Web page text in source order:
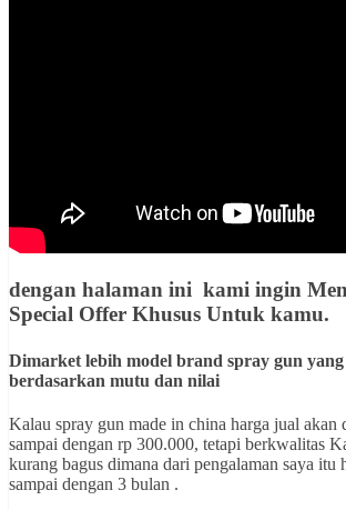
dengan halaman ini kami ingin
Special Offer Khusus Untuk kamu.
Dimarket lebih model brand spray gun yang
berdasarkan mutu dan nilai
Kalau spray gun made in china harga jual akan
sampai dengan rp 300.000, tetapi berkwalitas
kurang bagus dimana dari pengalaman saya itu
sampai dengan 3 bulan .